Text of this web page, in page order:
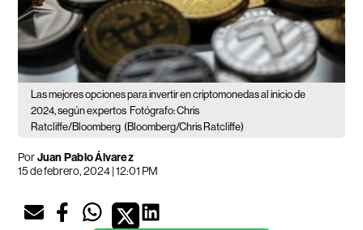
Las mejores opciones para invertir en criptomonedas al inicio de
2024, según expertos Fotógrafo: Chris
Ratcliffe/Bloomberg (Bloomberg/Chris Ratcliffe)
PorJuan Pablo Álvarez
15 de febrero, 2024 | 12:01 PM